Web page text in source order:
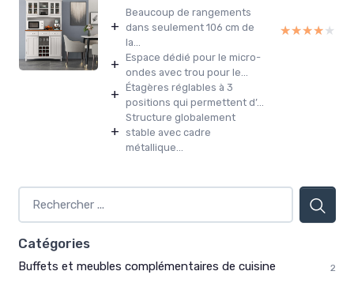
+
Beaucoup de rangements
dans seulement 106 cm de
la...
+ Espace dédié pour le micro-
ondes avec trou pour le...
+ Étagères réglables à 3
positions qui permettent d’...
+
Structure globalement
stable avec cadre
métallique...
★★★★★
★★★★★
Catégories
Buffets et meubles complémentaires de cuisine 2